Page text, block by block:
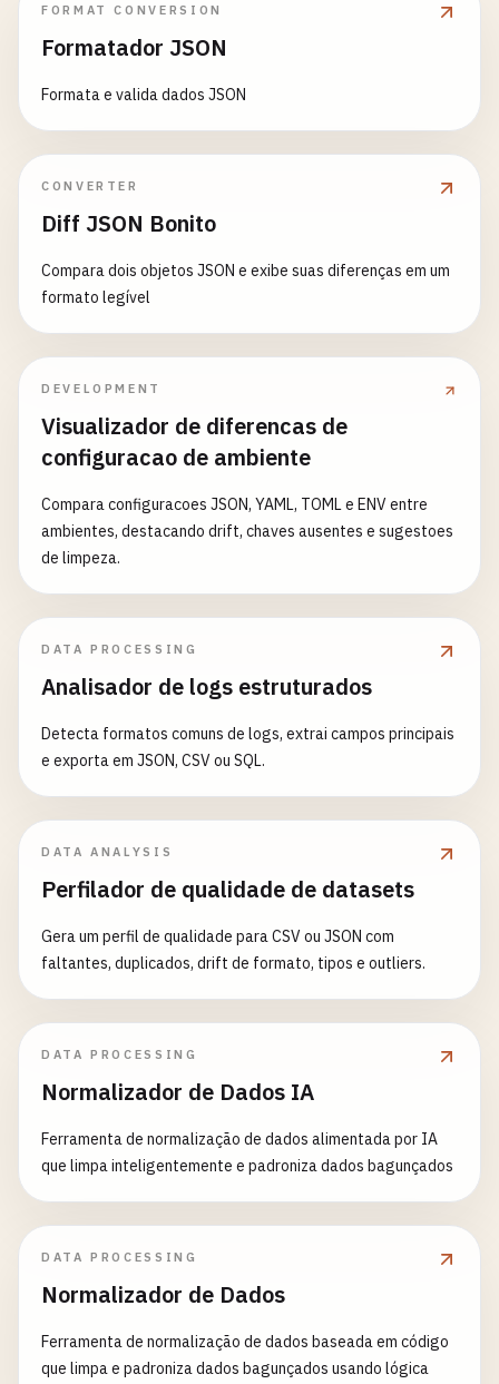
FORMAT CONVERSION
Formatador JSON
Formata e valida dados JSON
CONVERTER
Diff JSON Bonito
Compara dois objetos JSON e exibe suas diferenças em um
formato legível
DEVELOPMENT
Visualizador de diferencas de
configuracao de ambiente
Compara configuracoes JSON, YAML, TOML e ENV entre
ambientes, destacando drift, chaves ausentes e sugestoes
de limpeza.
DATA PROCESSING
Analisador de logs estruturados
Detecta formatos comuns de logs, extrai campos principais
e exporta em JSON, CSV ou SQL.
DATA ANALYSIS
Perfilador de qualidade de datasets
Gera um perfil de qualidade para CSV ou JSON com
faltantes, duplicados, drift de formato, tipos e outliers.
DATA PROCESSING
Normalizador de Dados IA
Ferramenta de normalização de dados alimentada por IA
que limpa inteligentemente e padroniza dados bagunçados
DATA PROCESSING
Normalizador de Dados
Ferramenta de normalização de dados baseada em código
que limpa e padroniza dados bagunçados usando lógica